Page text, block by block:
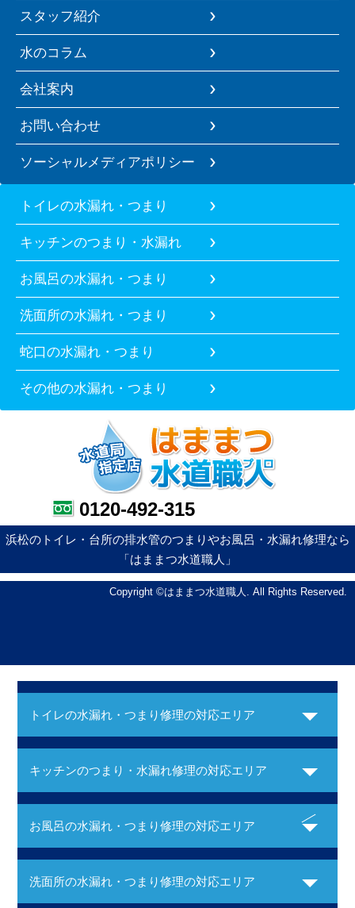
スタッフ紹介
水のコラム
会社案内
お問い合わせ
ソーシャルメディアポリシー
トイレの水漏れ・つまり
キッチンのつまり・水漏れ
お風呂の水漏れ・つまり
洗面所の水漏れ・つまり
蛇口の水漏れ・つまり
その他の水漏れ・つまり
0120-492-315
浜松のトイレ・台所の排水管のつまりやお風呂・水漏れ修理なら
「はままつ水道職人」
Copyright ©はままつ水道職人. All Rights Reserved.
トイレの水漏れ・つまり修理の対応エリア
キッチンのつまり・水漏れ修理の対応エリア
お風呂の水漏れ・つまり修理の対応エリア
洗面所の水漏れ・つまり修理の対応エリア